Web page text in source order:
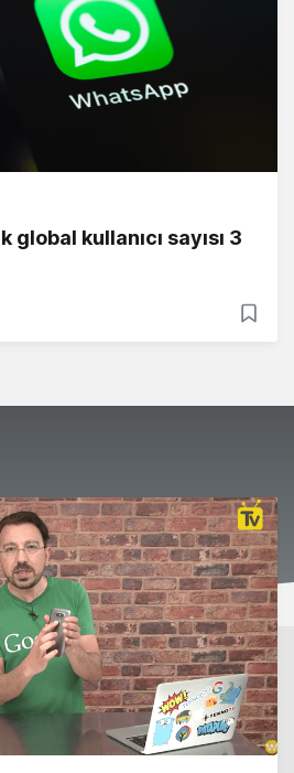
global kullanıcı sayısı 3